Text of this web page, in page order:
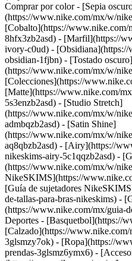
Comprar por color - [Sepia
(https://www.nike.com/mx/w/
[Cobalto](https://www.nike.com/
8hfx3zb2asd) - [Marfil](https://
ivory-c0ud) -
obsidian-1fjbn) - [Tostado oscuro]
(https://www.nike.com/mx/w/
[Colecciones](https://
[Matte](https://www.nike.com/
5s3enzb2asd) - [Studio Stretch]
(https://www.nike.com/mx/w/
admbqzb2asd) - [Satin Shine]
(https://www.nike.com/mx/w/
aq8qbzb2asd) - [Airy](https://
nikeskims-airy-5c1qqzb2asd) -
(https://www.nike.com/mx/w/
NikeSKIMS](https://
[Guía de sujetadores
de-tallas-para-bras-nikeskims) -
(https://www.nike.com/mx/guia-
Deportes - [Basquetbol](https://
[Calzado](https://
3glsmzy7ok) - [Ropa](https://
prendas-3glsmz6ymx6) -